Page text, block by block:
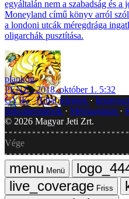
egyáltalán nem a szabadság és a
Moneyland című könyv arról
a londoni utcák méregdrága
oligarchák pusztítása.
plankog
PÉNZ
2018. október 1. 5:32
GYIK Hibát jelentek
dokumentumok
Médiaajánlat
© 2026 Magyar Jeti Zrt.
Vége
Menü
Friss